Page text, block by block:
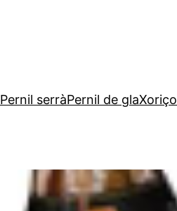
Pernil serràPernil de glaXoriço